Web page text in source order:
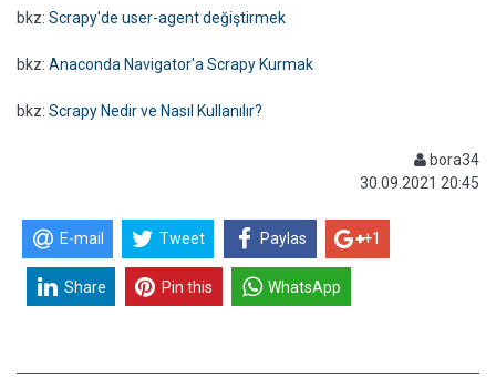
bkz: Scrapy'de user-agent değiştirmek
bkz: Anaconda Navigator'a Scrapy Kurmak
bkz: Scrapy Nedir ve Nasıl Kullanılır?
bora34
30.09.2021 20:45
E-mail Tweet Paylas +1
Share Pin this WhatsApp